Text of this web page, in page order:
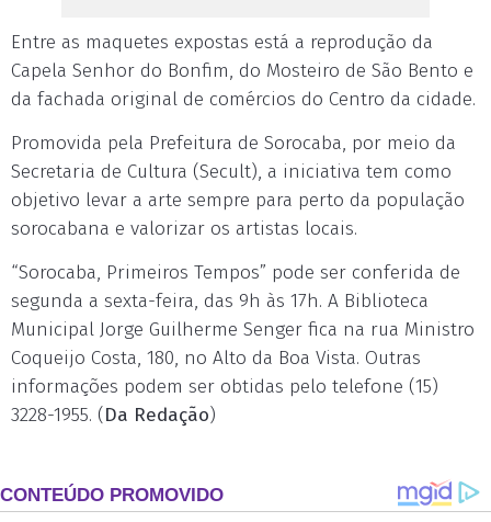
Entre as maquetes expostas está a reprodução da
Capela Senhor do Bonfim, do Mosteiro de São Bento e
da fachada original de comércios do Centro da cidade.
Promovida pela Prefeitura de Sorocaba, por meio da
Secretaria de Cultura (Secult), a iniciativa tem como
objetivo levar a arte sempre para perto da população
sorocabana e valorizar os artistas locais.
“Sorocaba, Primeiros Tempos” pode ser conferida de
segunda a sexta-feira, das 9h às 17h. A Biblioteca
Municipal Jorge Guilherme Senger fica na rua Ministro
Coqueijo Costa, 180, no Alto da Boa Vista. Outras
informações podem ser obtidas pelo telefone (15)
3228-1955. (Da Redação)